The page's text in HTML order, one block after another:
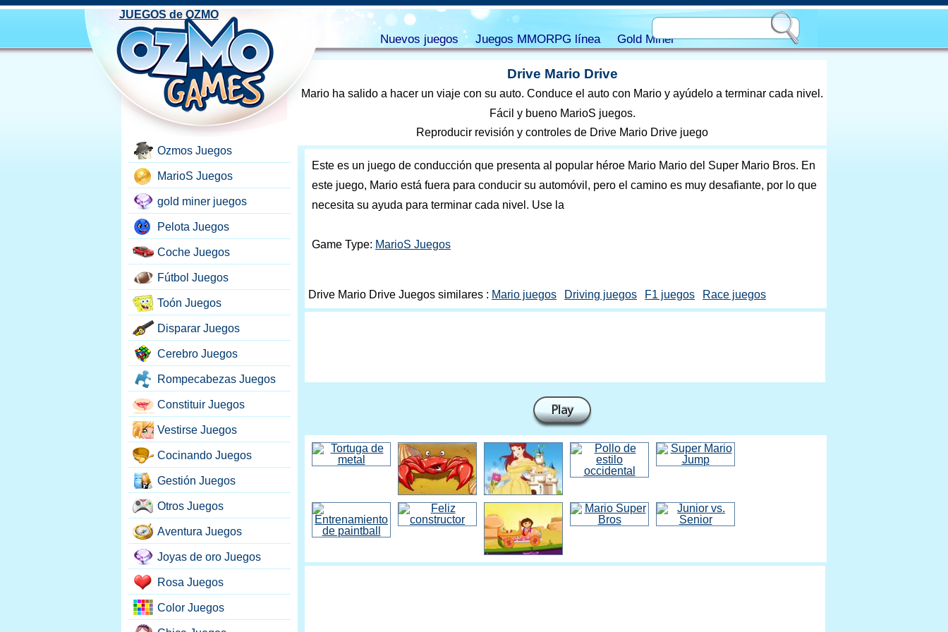
Drive Mario Drive
Mario ha salido a hacer un viaje con su auto. Conduce el auto con Mario y ayúdelo a terminar cada nivel.
Fácil y bueno MarioS juegos.
Reproducir revisión y controles de Drive Mario Drive juego
Este es un juego de conducción que presenta al popular héroe Mario Mario del Super Mario Bros. En
este juego, Mario está fuera para conducir su automóvil, pero el camino es muy desafiante, por lo que
necesita su ayuda para terminar cada nivel. Use la
Game Type: MarioS Juegos
Drive Mario Drive Juegos similares : Mario juegos Driving juegos F1 juegos Race juegos
Ozmos Juegos
MarioS Juegos
gold miner juegos
Pelota Juegos
Coche Juegos
Fútbol Juegos
Toón Juegos
Disparar Juegos
Cerebro Juegos
Rompecabezas Juegos
Constituir Juegos
Vestirse Juegos
Cocinando Juegos
Gestión Juegos
Otros Juegos
Aventura Juegos
Joyas de oro Juegos
Rosa Juegos
Color Juegos
JUEGOS de OZMO
Nuevos juegos Juegos MMORPG línea Gold Miner